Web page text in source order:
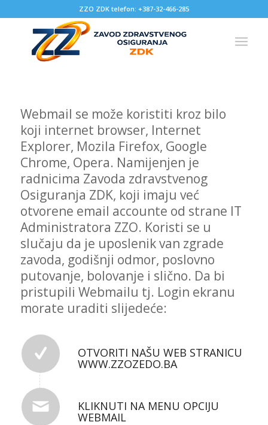
ZZO ZDK telefon: +387-32-466-285
Webmail se može koristiti kroz bilo
koji internet browser, Internet
Explorer, Mozila Firefox, Google
Chrome, Opera. Namijenjen je
radnicima Zavoda zdravstvenog
Osiguranja ZDK, koji imaju već
otvorene email accounte od strane IT
Administratora ZZO. Koristi se u
slučaju da je uposlenik van zgrade
zavoda, godišnji odmor, poslovno
putovanje, bolovanje i slično. Da bi
pristupili Webmailu tj. Login ekranu
morate uraditi slijedeće:
OTVORITI NAŠU WEB STRANICU
WWW.ZZOZEDO.BA
KLIKNUTI NA MENU OPCIJU
WEBMAIL